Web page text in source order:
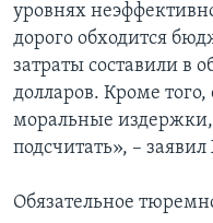
уровнях
дорого обходится
затраты составили в
долларов. Кроме
моральные
подсчитать», –
Обязательное